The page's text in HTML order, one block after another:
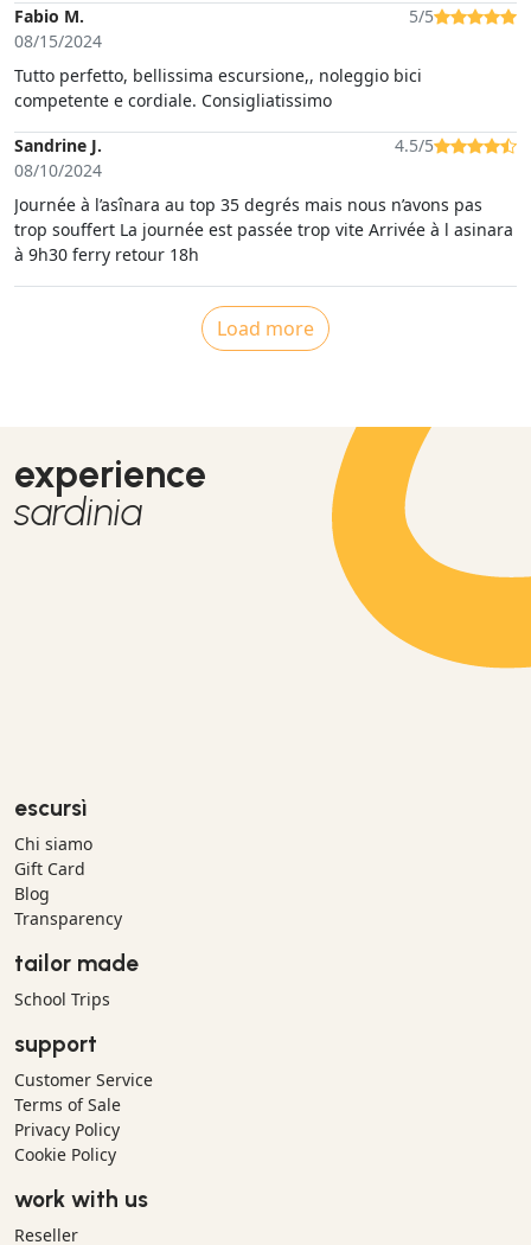
con kit di emergenza regolare, e anche dei portapacchi.I
gestore è stato inoltre una persona molto disponibile e alla
escursione.
Fabio M.
08/15/2024
5/5
Tutto perfetto, bellissima escursione,, noleggio bici
competente e cordiale. Consigliatissimo
Sandrine J.
08/10/2024
4.5/5
Journée à l’asînara au top 35 degrés mais nous n’avons pas
trop souffert La journée est passée trop vite Arrivée à l asinara
à 9h30 ferry retour 18h
Load more
experience
sardinia
escursì
Chi siamo
Gift Card
Blog
Transparency
tailor made
School Trips
support
Customer Service
Terms of Sale
Privacy Policy
Cookie Policy
work with us
Reseller